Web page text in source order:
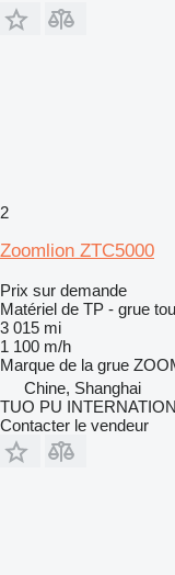
2
Zoomlion ZTC5000
Prix sur demande
Matériel de TP - grue
3 015 mi
1 100 m/h
Marque de la grue
Chine, Shanghai
TUO PU
Contacter le vendeur